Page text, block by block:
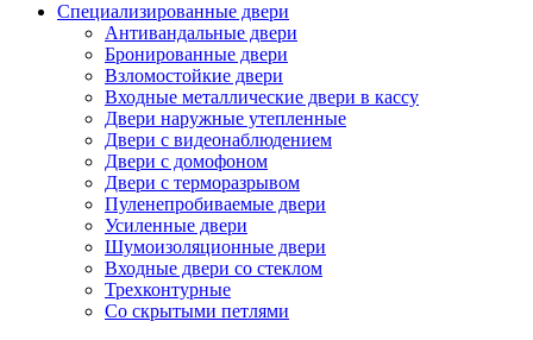
Специализированные двери
Антивандальные двери
Бронированные двери
Взломостойкие двери
Входные металлические двери в кассу
Двери наружные утепленные
Двери с видеонаблюдением
Двери с домофоном
Двери с терморазрывом
Пуленепробиваемые двери
Усиленные двери
Шумоизоляционные двери
Входные двери со стеклом
Трехконтурные
Со скрытыми петлями